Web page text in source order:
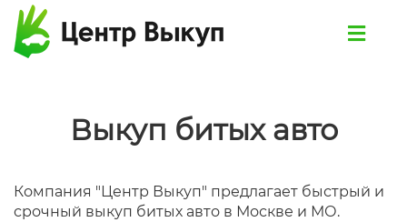
Выкуп битых авто
Компания "Центр Выкуп" предлагает быстрый и
срочный выкуп битых авто в Москве и МО.